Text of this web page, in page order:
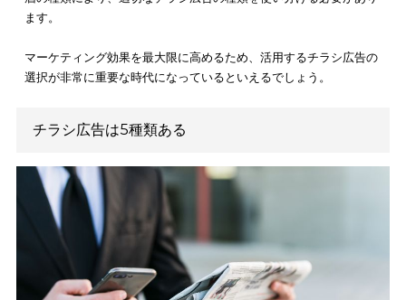
聞の折り込みチラシなど、紙面による情報の拡散が宣伝広告の
ト層の多様化 が見られるようになりました。そのため、ターゲ
層の種類により、適切なチラシ広告の種類を使い分ける必要が
ます。
マーケティング効果を最大限に高めるため、活用するチラシ広
選択が非常に重要な時代になっているといえるでしょう。